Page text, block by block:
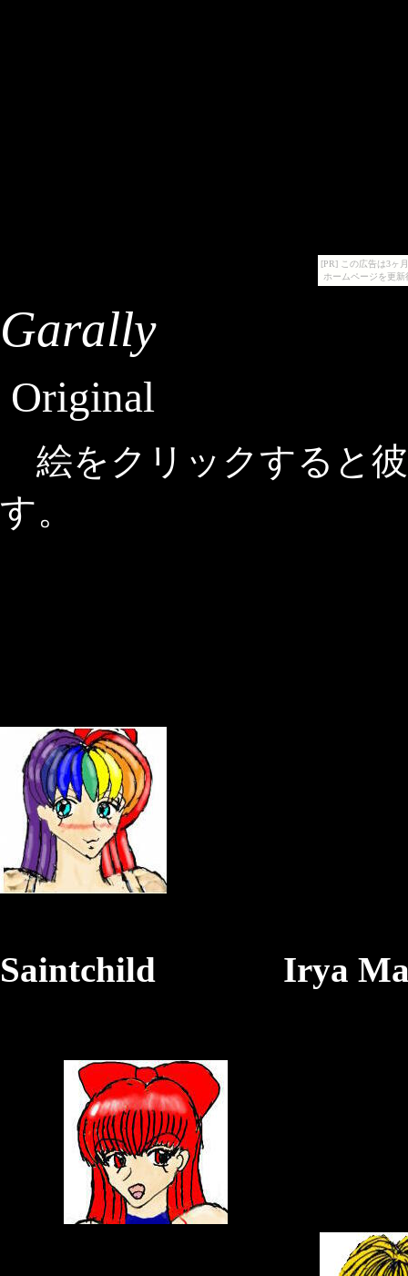
[PR] この広告は3ヶ
ホームページを更
Garally
Original
絵をクリックすると
す。
Saintchild Irya